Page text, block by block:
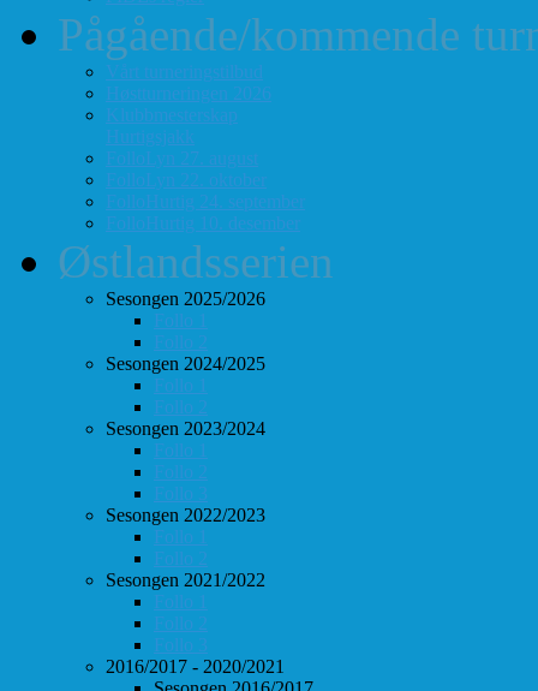
Pågående/kommende
Vårt turneringstilbud
Høstturneringen 2026
Klubbmesterskap
Hurtigsjakk
FolloLyn 27. august
FolloLyn 22. oktober
FolloHurtig 24. september
FolloHurtig 10. desember
Østlandsserien
Sesongen 2025/2026
Follo 1
Follo 2
Sesongen 2024/2025
Follo 1
Follo 2
Sesongen 2023/2024
Follo 1
Follo 2
Follo 3
Sesongen 2022/2023
Follo 1
Follo 2
Sesongen 2021/2022
Follo 1
Follo 2
Follo 3
2016/2017 - 2020/2021